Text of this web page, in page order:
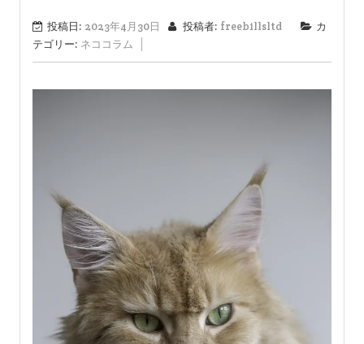
投稿日: 2023年4月30日 投稿者: freebillsltd
カ
テゴリー: ネココラム